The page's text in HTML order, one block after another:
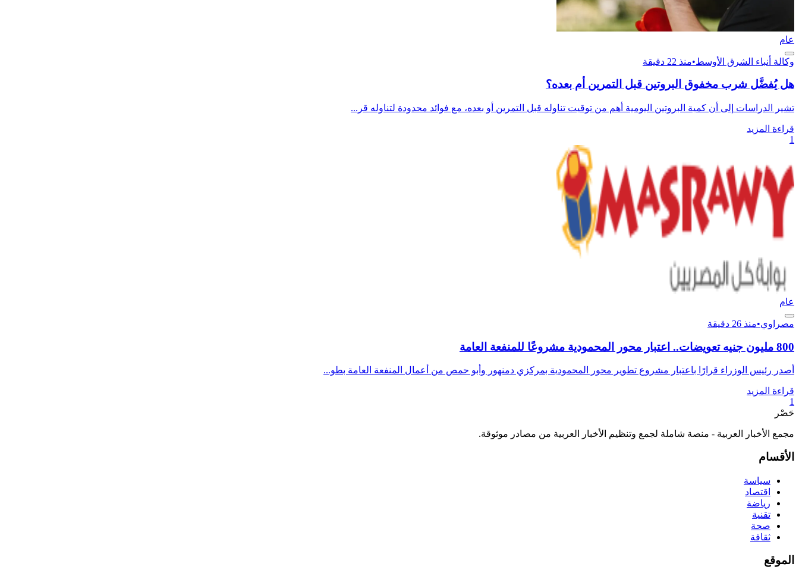
عام
وكالة أنباء الشرق الأوسط•منذ 22 دقيقة
هل يُفضَّل شرب مخفوق البروتين قبل التمرين أم بعده؟
تشير الدراسات إلى أن كمية البروتين اليومية أهم من توقيت تناوله قبل التمرين أو بعده، مع فوائد محدودة لتناوله قر...
قراءة المزيد
1
عام
مصراوي•منذ 26 دقيقة
800 مليون جنيه تعويضات.. اعتبار محور المحمودية مشروعًا للمنفعة العامة
أصدر رئيس الوزراء قرارًا باعتبار مشروع تطوير محور المحمودية بمركزي دمنهور وأبو حمص من أعمال المنفعة العامة بطو...
قراءة المزيد
1
حَصْر
مجمع الأخبار العربية - منصة شاملة لجمع وتنظيم الأخبار العربية من مصادر موثوقة.
الأقسام
سياسة
اقتصاد
رياضة
تقنية
صحة
ثقافة
الموقع